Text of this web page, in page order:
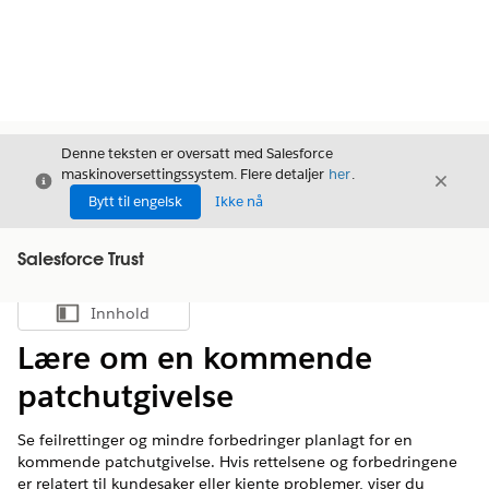
Avslutt
Denne teksten er oversatt med Salesforce
maskinoversettingssystem. Flere detaljer her.
Bytt til engelsk
Ikke nå
Avslutt
Salesforce Trust
Vis innholdsfortegnelse
Innhold
Lære om en kommende
patchutgivelse
Se feilrettinger og mindre forbedringer planlagt for en
kommende patchutgivelse. Hvis rettelsene og forbedringene
er relatert til kundesaker eller kjente problemer, viser du